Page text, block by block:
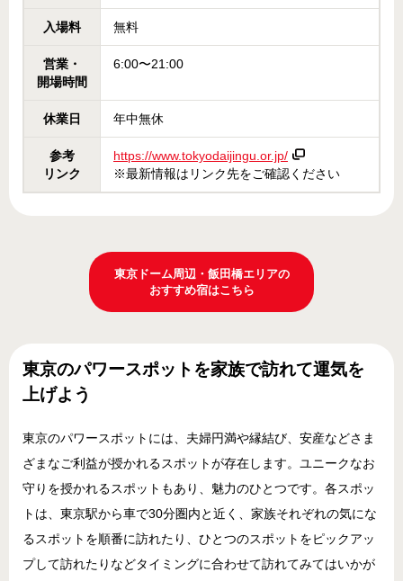
入場料 無料
営業・
開場時間
6:00〜21:00
休業日 年中無休
参考
リンク
https://www.tokyodaijingu.or.jp/
※最新情報はリンク先をご確認ください
東京ドーム周辺・飯田橋エリアの
おすすめ宿はこちら
東京のパワースポットを家族で訪れて運気を
上げよう
東京のパワースポットには、夫婦円満や縁結び、安産などさま
ざまなご利益が授かれるスポットが存在します。ユニークなお
守りを授かれるスポットもあり、魅力のひとつです。各スポッ
トは、東京駅から車で30分圏内と近く、家族それぞれの気にな
るスポットを順番に訪れたり、ひとつのスポットをピックアッ
プして訪れたりなどタイミングに合わせて訪れてみてはいかが